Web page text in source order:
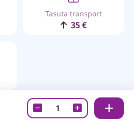
Tasuta transport
35 €
Bruynzeel-
6B